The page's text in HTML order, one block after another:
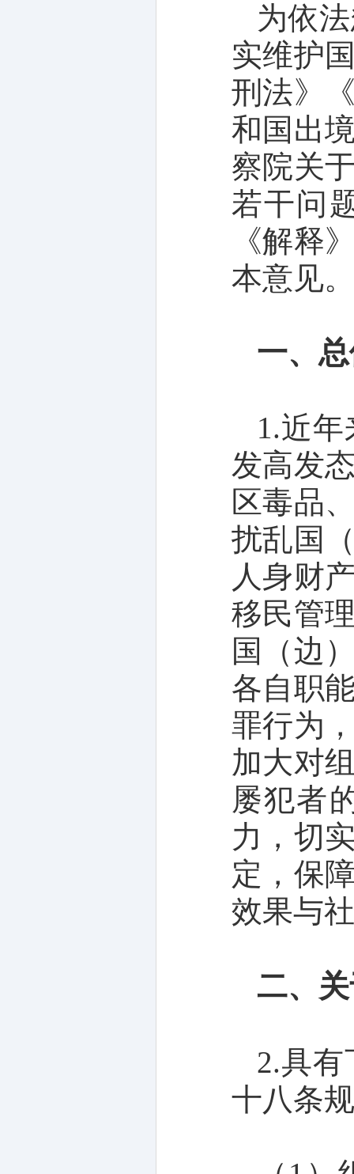
为依
实维护
刑法》
和国出
察院关
若干问
《解释
本意见。
一、
1.近
发高发
区毒品
扰乱国
人身财
移民管
国（边
各自职
罪行为
加大对
屡犯者
力，切
定，保
效果与
二、
2.具
十八条